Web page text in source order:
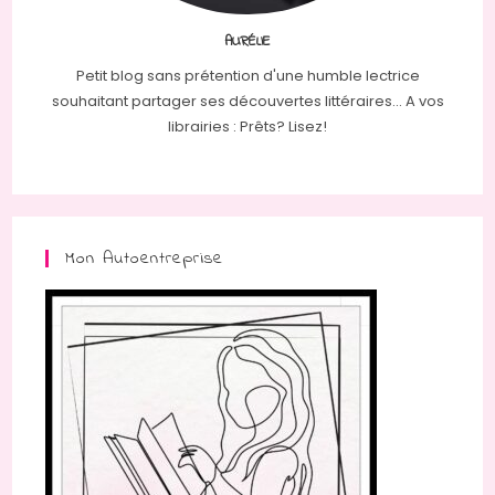
AURÉLIE
Petit blog sans prétention d'une humble lectrice
souhaitant partager ses découvertes littéraires... A vos
librairies : Prêts? Lisez!
Mon Autoentreprise